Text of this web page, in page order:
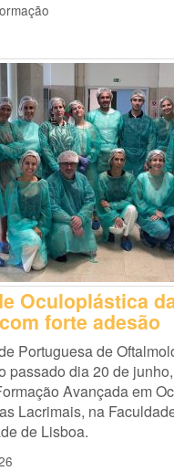
Oculoplástica
forte adesão
Portuguesa de
passado dia 20 de
Avançada em
Lacrimais, na
de Lisboa.